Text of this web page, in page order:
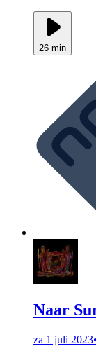
26 min
Naar
za 1 juli 2023•